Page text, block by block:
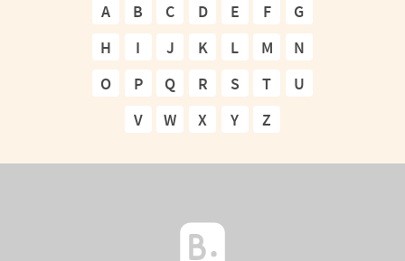
A B C D E F
G
H
I J K L M
N
O
P Q R S T
U
V
W X Y Z